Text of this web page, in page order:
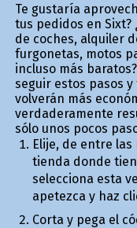
Te gustaría
tus pedidos en
de coches, alquiler
furgonetas, motos
incluso más
seguir estos pasos
volverán más
verdaderamente
sólo unos pocos
Elije, de entre
tienda donde
selecciona esta
apetezca y haz
Corta y pega el